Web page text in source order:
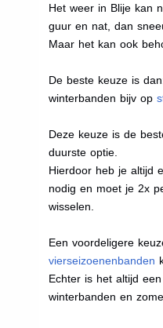
Het weer in Blije kan
guur en nat, dan
Maar het kan ook
De beste keuze is
winterbanden bijv op
Deze keuze is de
duurste optie.
Hierdoor heb je altijd
nodig en moet je 2x
wisselen.
Een voordeligere
vierseizoenenbanden
Echter is het altijd
winterbanden en